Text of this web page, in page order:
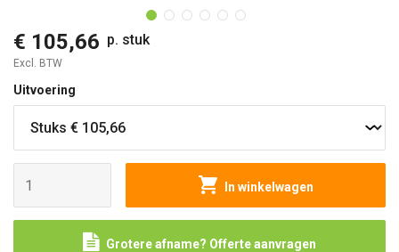
€ 105,66 p. stuk
Excl. BTW
Uitvoering
In winkelwagen
Grotere afname? Offerte aanvragen